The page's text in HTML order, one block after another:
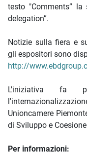
testo "Comments” la
delegation”.
Notizie sulla fiera e
gli espositori sono
http://
L'iniziativa fa
Unioncamere
di Sviluppo e
Per informazioni: